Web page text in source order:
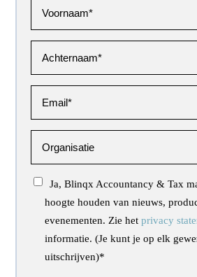
Ja, Blinqx Accountancy & Tax
hoogte houden van nieuws,
evenementen. Zie hetprivacy
informatie. (Je kunt je op elk
uitschrijven)*